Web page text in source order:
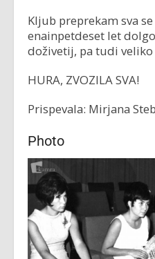
Kljub preprekam sva
enainpetdeset let
doživetij, pa tudi
HURA, ZVOZILA SVA!
Prispevala: Mirjana
Photo